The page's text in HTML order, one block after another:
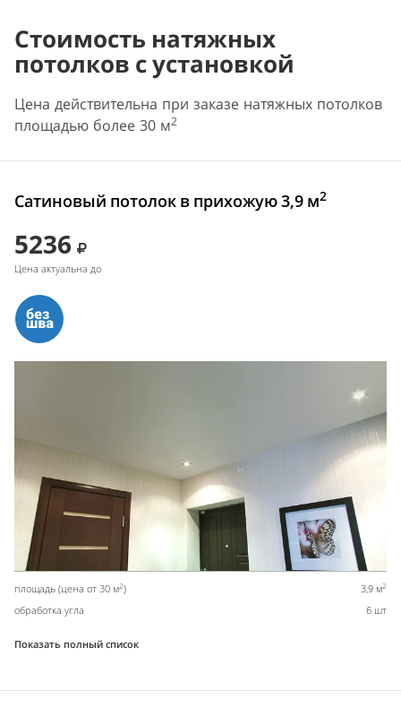
Стоимость натяжных
потолков с установкой
Цена действительна при заказе натяжных потолков
площадью более 30 м2
Сатиновый потолок в прихожую 3,9 м2
5236
Цена актуальна до
площадь (цена от 30 м2) 3,9 м2
обработка угла 6 шт
Показать полный список